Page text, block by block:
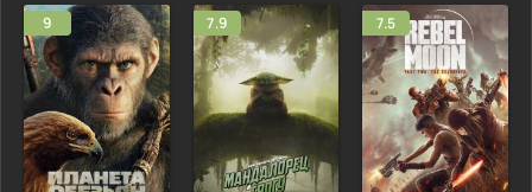
9 7.9 7.5